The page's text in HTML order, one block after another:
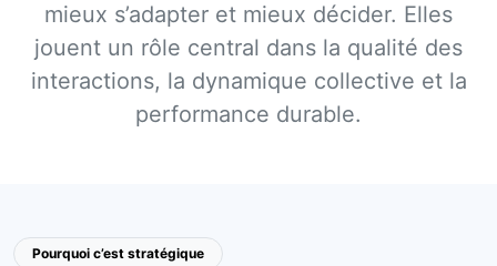
mieux s’adapter et mieux décider. Elles
jouent un rôle central dans la qualité des
interactions, la dynamique collective et la
performance durable.
Pourquoi c’est stratégique